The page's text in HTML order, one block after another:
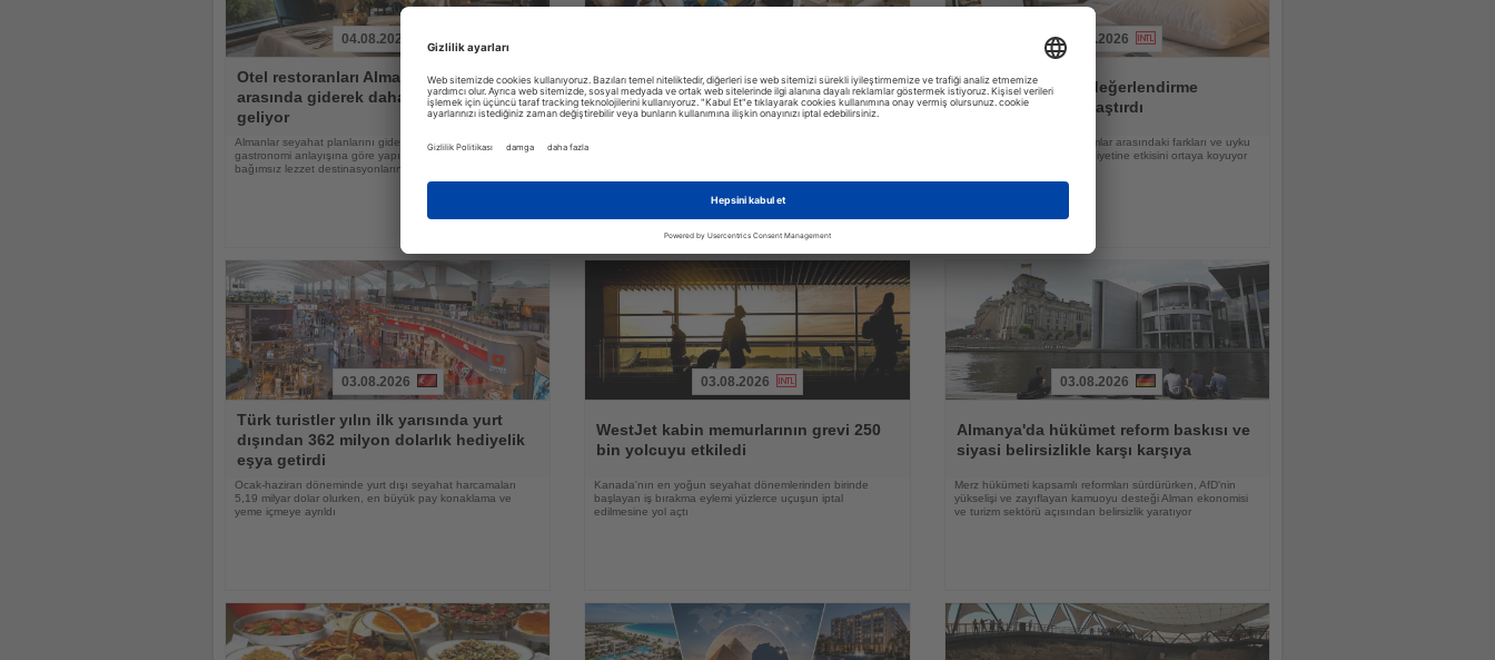
Oku
04.08.2026
Otel restoranları Alman tatilciler
arasında giderek daha popüler hale
geliyor
Almanlar seyahat planlarını giderek daha fazla otellerin
gastronomi anlayışına göre yapıyor, otel restoranları ise
bağımsız lezzet destinasyonlarına dönüşüyor
OkuVing araştırdı: İsveçli turistler tatilde en
çok hangi ayrıntılara önem veriyor?
Oku
04.08.2026
Araştırma 20 otel değerlendirme
platformunu karşılaştırdı
Yeni meta sıralama, platformlar arasındaki farkları ve uyku
konforunun misafir memnuniyetine etkisini ortaya koyuyor
Oku
03.08.2026
Türk turistler yılın ilk yarısında yurt
dışından 362 milyon dolarlık hediyelik
eşya getirdi
Ocak-haziran döneminde yurt dışı seyahat harcamaları
5,19 milyar dolar olurken, en büyük pay konaklama ve
yeme içmeye ayrıldı
Oku
03.08.2026
WestJet kabin memurlarının grevi 250
bin yolcuyu etkiledi
Kanada'nın en yoğun seyahat dönemlerinden birinde
başlayan iş bırakma eylemi yüzlerce uçuşun iptal
edilmesine yol açtı
Oku
03.08.2026
Almanya'da hükümet reform baskısı ve
siyasi belirsizlikle karşı karşıya
Merz hükümeti kapsamlı reformları sürdürürken, AfD'nin
yükselişi ve zayıflayan kamuoyu desteği Alman ekonomisi
ve turizm sektörü açısından belirsizlik yaratıyor